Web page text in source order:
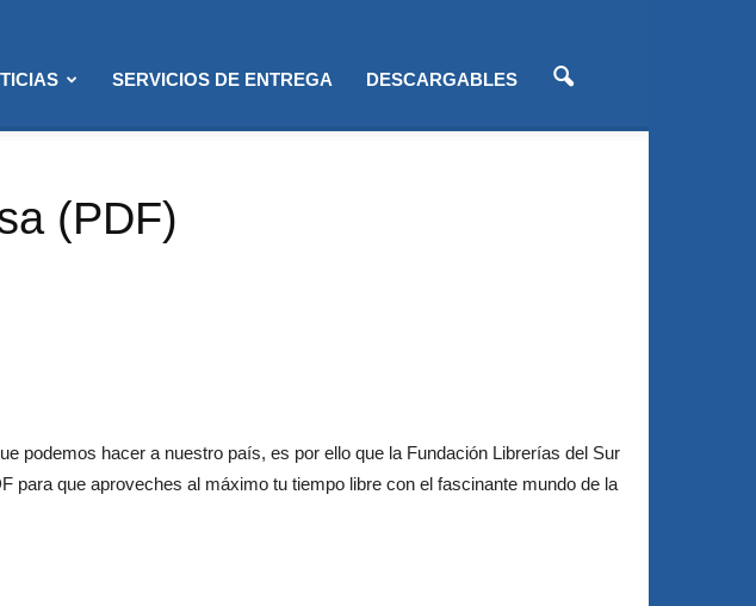
SERVICIOS DE ENTREGA DESCARGABLES
(PDF)
podemos hacer a nuestro país, es por ello que la Fundación Librerías del Sur
para que aproveches al máximo tu tiempo libre con el fascinante mundo de la